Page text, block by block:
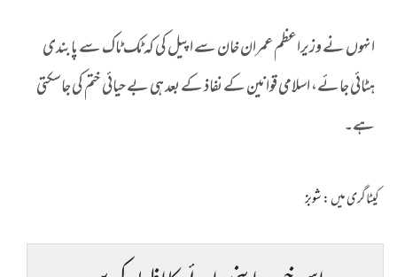
انہوں نے وزیراعظم عمران خان سے اپیل کی کہ ٹک ٹاک سے پابندی
ہٹائی جائے، اسلامی قوانین کے نفاذ کے بعد ہی بے حیائی ختم کی جاسکتی
ہے۔
کیٹاگری میں :شوبز